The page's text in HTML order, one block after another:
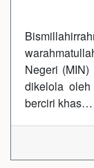
Negeri
dikelola
berciri khas…